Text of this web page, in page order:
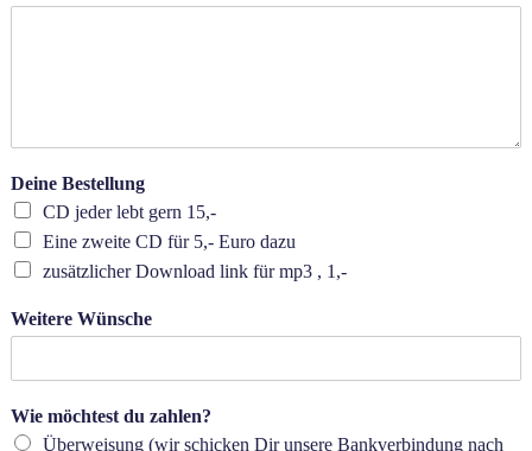
Deine Bestellung
CD jeder lebt gern 15,-
Eine zweite CD für 5,- Euro dazu
zusätzlicher Download link für mp3 , 1,-
Weitere Wünsche
Wie möchtest du zahlen?
Überweisung (wir schicken Dir unsere Bankverbindung nach